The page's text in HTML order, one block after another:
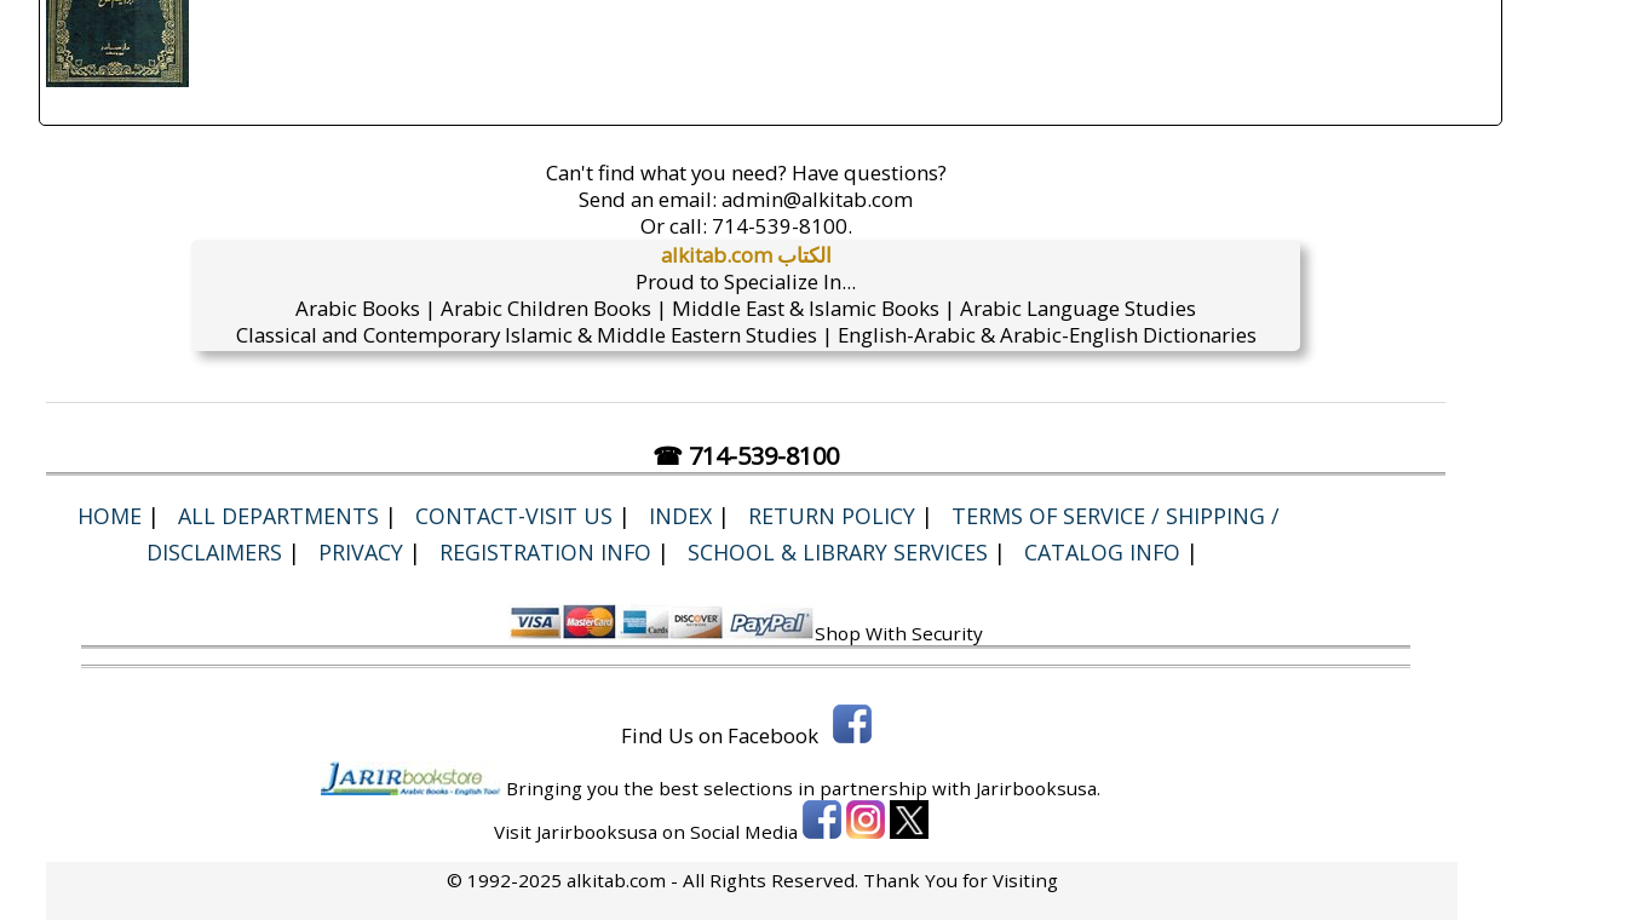
Can't find what you need? Have questions?
Send an email: admin@alkitab.com
Or call: 714-539-8100.
alkitab.com الكتاب
Proud to Specialize In...
Arabic Books | Arabic Children Books | Middle East & Islamic Books | Arabic Language Studies
Classical and Contemporary Islamic & Middle Eastern Studies | English-Arabic & Arabic-English Dictionaries
☎ 714-539-8100
HOME | ALL DEPARTMENTS | CONTACT-VISIT US | INDEX | RETURN POLICY |
TERMS OF SERVICE / SHIPPING /
DISCLAIMERS | PRIVACY | REGISTRATION INFO | SCHOOL & LIBRARY SERVICES | CATALOG INFO |
Shop With Security
Find Us on Facebook
Bringing you the best selections in partnership with Jarirbooksusa.
Visit Jarirbooksusa on Social Media
© 1992-2025 alkitab.com - All Rights Reserved. Thank You for Visiting